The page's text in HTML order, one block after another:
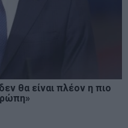
θα είναι πλέον η πιο